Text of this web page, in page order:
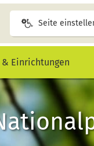
Seite
Einrichtungen